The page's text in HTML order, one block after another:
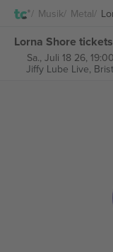
Musik Metal
Lorna Shore tickets
Sa., Juli 18 26,
Jiffy Lube Live,